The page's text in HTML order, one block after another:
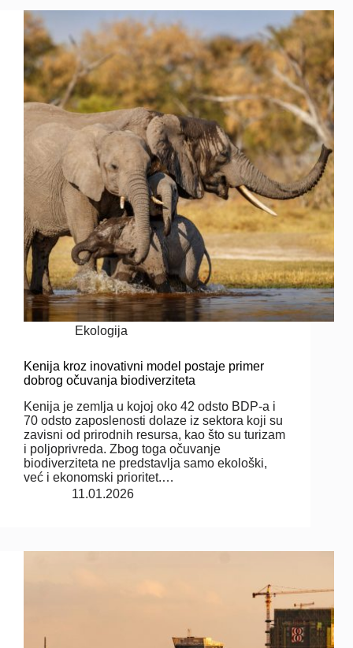
Ekologija
Kenija kroz inovativni model postaje primer
dobrog očuvanja biodiverziteta
Kenija je zemlja u kojoj oko 42 odsto BDP-a i
70 odsto zaposlenosti dolaze iz sektora koji su
zavisni od prirodnih resursa, kao što su turizam
i poljoprivreda. Zbog toga očuvanje
biodiverziteta ne predstavlja samo ekološki,
već i ekonomski prioritet.…
11.01.2026